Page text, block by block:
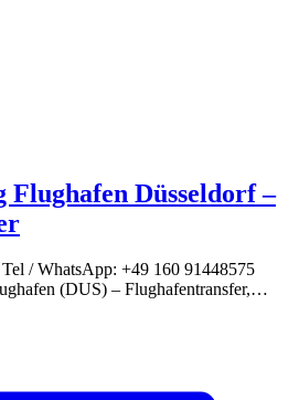
Flughafen Düsseldorf –
/ WhatsApp: +49 160 91448575
(DUS) – Flughafentransfer,…